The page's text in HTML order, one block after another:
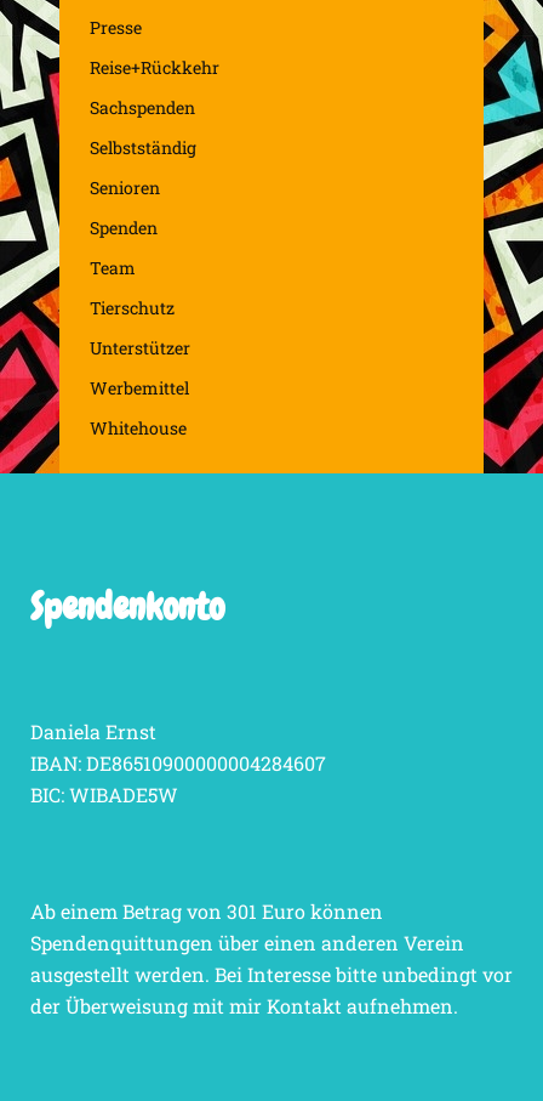
Presse
Reise+Rückkehr
Sachspenden
Selbstständig
Senioren
Spenden
Team
Tierschutz
Unterstützer
Werbemittel
Whitehouse
Spendenkonto
Daniela Ernst
IBAN: DE86510900000004284607
BIC: WIBADE5W
Ab einem Betrag von 301 Euro können
Spendenquittungen über einen anderen Verein
ausgestellt werden. Bei Interesse bitte unbedingt vor
der Überweisung mit mir Kontakt aufnehmen.